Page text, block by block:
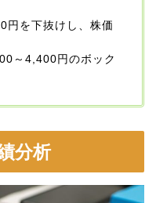
円を下抜けし、株価
～4,400円のボック
分析